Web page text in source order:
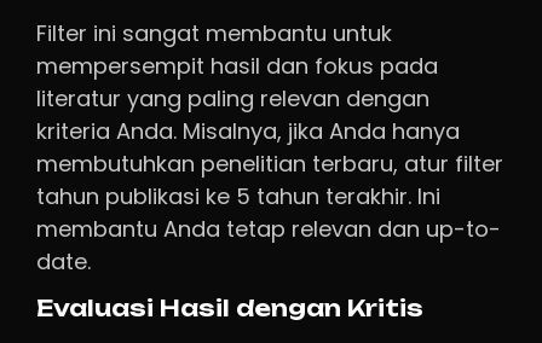
Filter ini sangat membantu untuk
mempersempit hasil dan fokus pada
literatur yang paling relevan dengan
kriteria Anda. Misalnya, jika Anda hanya
membutuhkan penelitian terbaru, atur filter
tahun publikasi ke 5 tahun terakhir. Ini
membantu Anda tetap relevan dan up-to-
date.
Evaluasi Hasil dengan Kritis